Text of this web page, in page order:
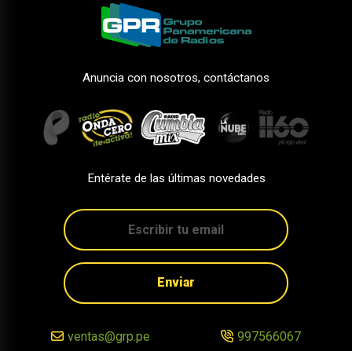
Anuncia con nosotros, contáctanos
Entérate de las últimas novedades
Enviar
ventas@grp.pe 997566067